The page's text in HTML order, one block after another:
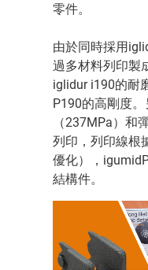
零件。
由於同時採用
過多材料列印製
iglidur i190的耐
P190的高剛度
（237MPa）和
列印，列印線根
優化），
結構件。